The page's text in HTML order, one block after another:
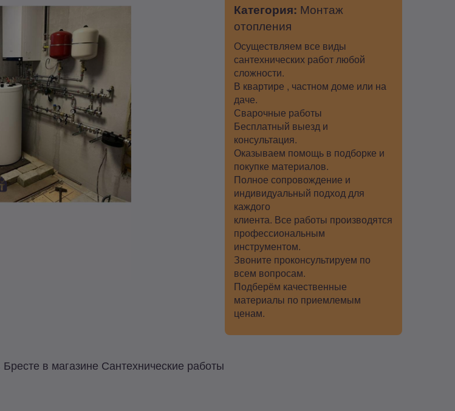
Категория: Монтаж
отопления
Осуществляем все виды
сантехнических работ любой
сложности.
В квартире , частном доме или на
даче.
Сварочные работы
Бесплатный выезд и
консультация.
Оказываем помощь в подборке и
покупке материалов.
Полное сопровождение и
индивидуальный подход для
каждого
клиента. Все работы производятся
профессиональным
инструментом.
Звоните проконсультируем по
всем вопросам.
Подберём качественные
материалы по приемлемым
ценам.
в магазине Сантехнические работы